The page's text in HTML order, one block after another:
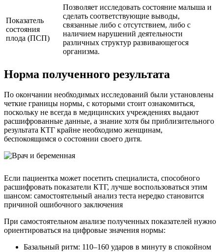
Показатель
состояния
плода (ПСП)
Позволяет исследовать состояние малыша и
сделать соответствующие выводы,
связанные либо с отсутствием, либо с
наличием нарушений деятельности
различных структур развивающегося
организма.
Норма полученного результата
По окончании необходимых исследований были установлены
четкие границы нормы, с которыми стоит ознакомиться,
поскольку не всегда в медицинских учреждениях выдают
расшифрованные данные, а знание хотя бы приблизительного
результата КТГ крайне необходимо женщинам,
беспокоящимся о состоянии своего дитя.
Если пациентка может посетить специалиста, способного
расшифровать показатели КТГ, лучше воспользоваться этим
шансом: самостоятельный анализ теста нередко становится
причиной ошибочного заключения
При самостоятельном анализе полученных показателей нужно
ориентироваться на цифровые значения нормы:
Базальный ритм: 110–160 ударов в минуту в спокойном